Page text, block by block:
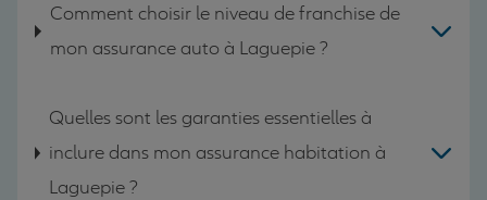
Comment choisir le niveau de franchise de
mon assurance auto à Laguepie ?
Quelles sont les garanties essentielles à
inclure dans mon assurance habitation à
Laguepie ?